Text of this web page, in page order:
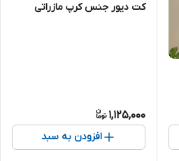
کت دیور جنس کرپ مازراتی
1,125,000
افزودن به سبد